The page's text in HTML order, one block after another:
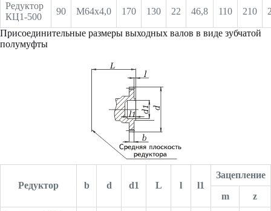
Редуктор
КЦ1-500
90 М64х4,0 170 130 22 46,8 110 210
Присоединительные размеры выходных валов в виде зубчатой
полумуфты
Редуктор b d d1 L l l1
Зацепление
m z